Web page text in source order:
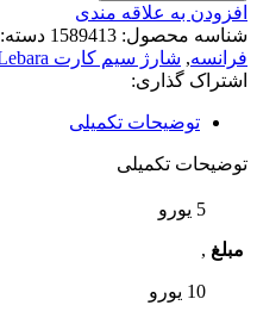
افزودن به علاقه مندی
شناسه محصول: 1589413 دسته:
فرانسه, شارژ سیم کارت Lebara فرانسه
اشتراک گذاری:
توضیحات تکمیلی
توضیحات تکمیلی
مبلغ
5 یورو
,
10 یورو